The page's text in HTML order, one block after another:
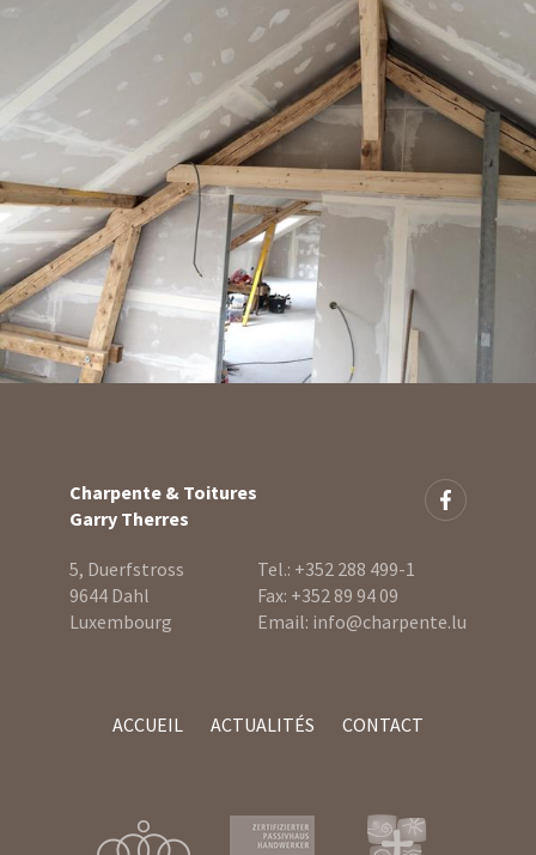
Charpente & Toitures
Garry Therres
5, Duerfstross
9644 Dahl
Luxembourg
Tel.: +352 288 499-1
Fax: +352 89 94 09
Email: info@charpente.lu
ACCUEIL ACTUALITÉS CONTACT